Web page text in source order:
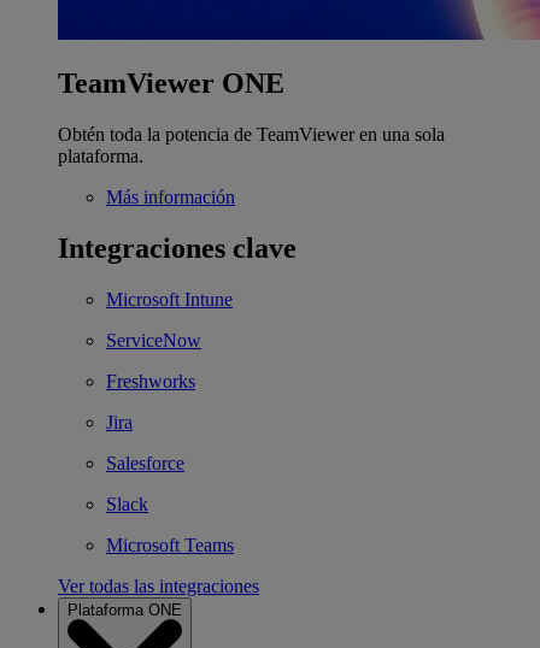
TeamViewer ONE
Obtén toda la potencia de TeamViewer en una sola
plataforma.
Más información
Integraciones clave
Microsoft Intune
ServiceNow
Freshworks
Jira
Salesforce
Slack
Microsoft Teams
Ver todas las integraciones
Plataforma ONE